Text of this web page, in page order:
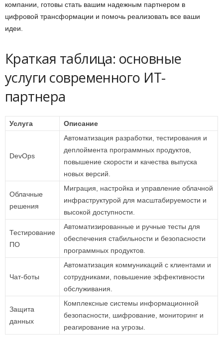
компании, готовы стать вашим надежным партнером в
цифровой трансформации и помочь реализовать все ваши
идеи.
Краткая таблица: основные
услуги современного ИТ-
партнера
Услуга Описание
DevOps
Автоматизация разработки, тестирования и
деплоймента программных продуктов,
повышение скорости и качества выпуска
новых версий.
Облачные
решения
Миграция, настройка и управление облачной
инфраструктурой для масштабируемости и
высокой доступности.
Тестирование
ПО
Автоматизированные и ручные тесты для
обеспечения стабильности и безопасности
программных продуктов.
Чат-боты
Автоматизация коммуникаций с клиентами и
сотрудниками, повышение эффективности
обслуживания.
Защита
данных
Комплексные системы информационной
безопасности, шифрование, мониторинг и
реагирование на угрозы.